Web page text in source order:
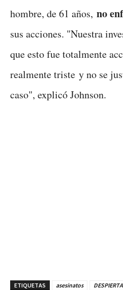
hombre, de 61 años, no
sus acciones. "Nuestra
que esto fue totalmente
realmente triste y no se
caso", explicó Johnson.
ETIQUETAS asesinatos